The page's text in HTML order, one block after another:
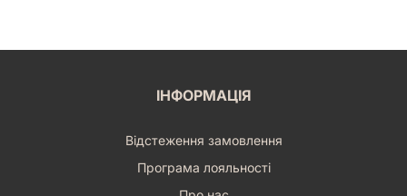
ІНФОРМАЦІЯ
Відстеження замовлення
Програма лояльності